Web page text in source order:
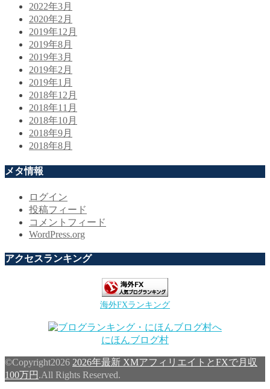
2022年3月
2020年2月
2019年12月
2019年8月
2019年3月
2019年2月
2019年1月
2018年12月
2018年11月
2018年10月
2018年9月
2018年8月
メタ情報
ログイン
投稿フィード
コメントフィード
WordPress.org
アクセスランキング
海外FXランキング
にほんブログ村
©Copyright2026 2026年最新 XMアフィリエイトとFXで月収
100万円 .All Rights Reserved.